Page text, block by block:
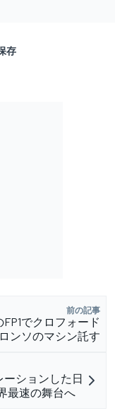
存
前の記事
でクロフォード
ンソのマシン託す
ーションした日
最速の舞台へ